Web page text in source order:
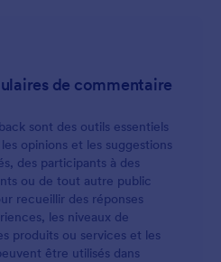
de commentaire
sont des outils essentiels
opinions et les suggestions
des participants à des
ou de tout autre public
recueillir des réponses
les niveaux de
produits ou services et les
être utilisés dans